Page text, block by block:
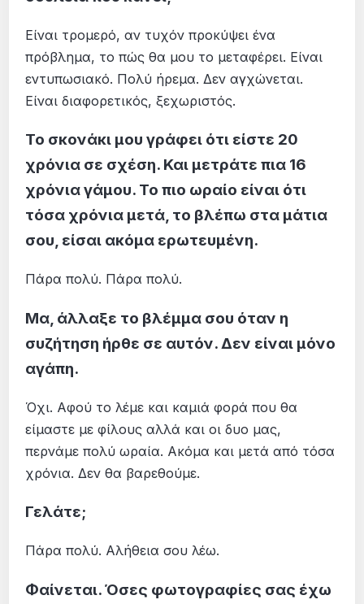
Είναι τρομερό, αν τυχόν προκύψει ένα
πρόβλημα, το πώς θα μου το μεταφέρει. Είναι
εντυπωσιακό. Πολύ ήρεμα. Δεν αγχώνεται.
Είναι διαφορετικός, ξεχωριστός.
Το σκονάκι μου γράφει ότι είστε 20
χρόνια σε σχέση. Και μετράτε πια 16
χρόνια γάμου. Το πιο ωραίο είναι ότι
τόσα χρόνια μετά, το βλέπω στα μάτια
σου, είσαι ακόμα ερωτευμένη.
Πάρα πολύ. Πάρα πολύ.
Μα, άλλαξε το βλέμμα σου όταν η
συζήτηση ήρθε σε αυτόν. Δεν είναι μόνο
αγάπη.
Όχι. Αφού το λέμε και καμιά φορά που θα
είμαστε με φίλους αλλά και οι δυο μας,
περνάμε πολύ ωραία. Ακόμα και μετά από τόσα
χρόνια. Δεν θα βαρεθούμε.
Γελάτε;
Πάρα πολύ. Αλήθεια σου λέω.
Φαίνεται. Όσες φωτογραφίες σας έχω